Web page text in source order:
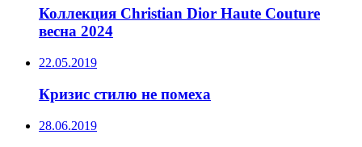
Коллекция Christian Dior Haute Couture
весна 2024
22.05.2019
Кризис стилю не помеха
28.06.2019